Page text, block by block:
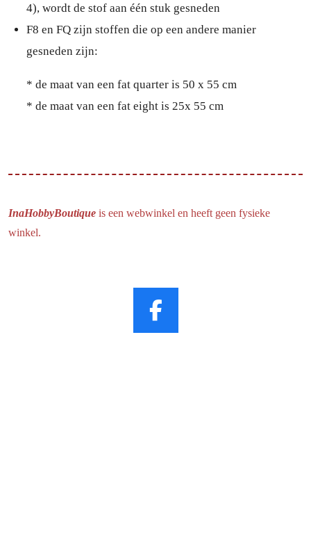
4), wordt de stof aan één stuk gesneden
F8 en FQ zijn stoffen die op een andere manier
gesneden zijn:
* de maat van een fat quarter is 50 x 55 cm
* de maat van een fat eight is 25x 55 cm
InaHobbyBoutique is een webwinkel en heeft geen fysieke
winkel.
F